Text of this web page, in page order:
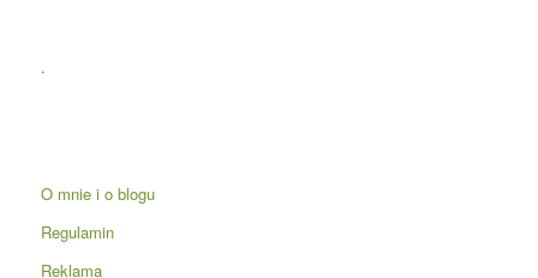
.
O mnie i o blogu
Regulamin
Reklama